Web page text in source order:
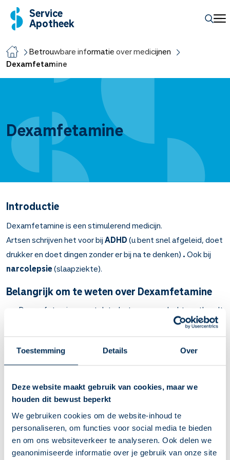
Toestemming Details Over
Deze website maakt gebruik van cookies, maar we
houden dit bewust beperkt
We gebruiken cookies om de website-inhoud te
personaliseren, om functies voor social media te bieden
en om ons websiteverkeer te analyseren. Ook delen we
geanonimiseerde informatie over je gebruik van onze site
Service
Apotheek
Betrouwbare informatie over medicijnen
Dexamfetamine
Dexamfetamine
Introductie
Dexamfetamine is een stimulerend medicijn.
Artsen schrijven het voor bijADHD(u bent snel afgeleid, doet
drukker en doet dingen zonder er bij na te denken) .Ook bij
narcolepsie(slaapziekte).
Belangrijk om te weten over Dexamfetamine
Dexamfetamine zorgt dat u beter uw aandacht vasthoudt
Bij ADHD (u bent snel afgeleid, doet drukker en doet
dingen zonder er bij na te denken). En bij narcolepsie
(slaapziekte waarbij u overdag vaak plotseling in slaap
Tabletten en capsules werken na 1 tot 2 uur. Deze werken
ongeveer 4 tot 8 uur lang.
dag. Neem de laatste tablet of capsule niet later dan 4
uur 's middags. Anders kunt u 's avonds moeilijk in slaap
vallen.
U kunt problemen krijgen met slapen. Andere bijwerkingen